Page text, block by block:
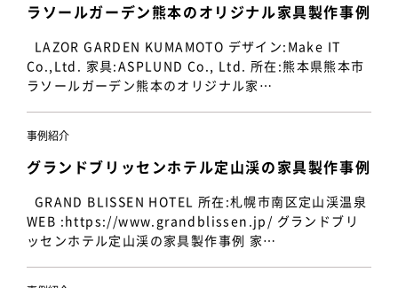
ラソールガーデン熊本のオリジナル家具製作事例
LAZOR GARDEN KUMAMOTO デザイン:Make IT
Co.,Ltd. 家具:ASPLUND Co., Ltd. 所在:熊本県熊本市
ラソールガーデン熊本のオリジナル家…
事例紹介
グランドブリッセンホテル定山渓の家具製作事例
GRAND BLISSEN HOTEL 所在:札幌市南区定山渓温泉
WEB :https://www.grandblissen.jp/ グランドブリ
ッセンホテル定山渓の家具製作事例 家…